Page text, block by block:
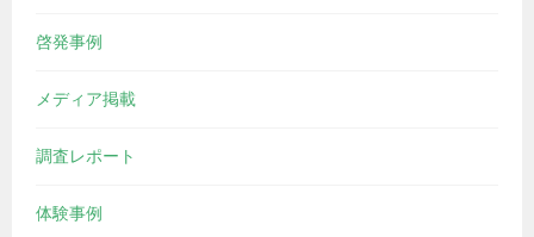
啓発事例
メディア掲載
調査レポート
体験事例